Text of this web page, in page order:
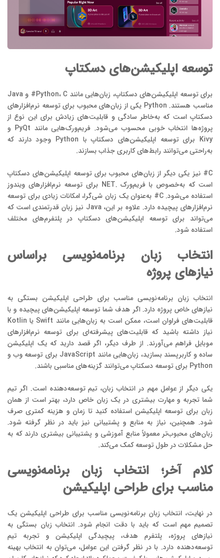
توسعه اپلیکیشن‌های دسکتاپ
برای توسعه اپلیکیشن‌های دسکتاپ، زبان‌هایی مانند Python، C# و Java
مناسب هستند. Python یکی از زبان‌های محبوب برای توسعه نرم‌افزارهای
دسکتاپ است که به‌خاطر سادگی و قابلیت‌های زیادش برای این نوع از
پروژه‌ها انتخاب خوبی محسوب می‌شود. فریم‌ورک‌هایی مانند PyQt و
Kivy برای توسعه اپلیکیشن‌های دسکتاپ با Python وجود دارند که
به‌راحتی می‌توانند رابط‌های کاربری جذاب بسازند.
C# نیز یکی دیگر از زبان‌های محبوب برای توسعه اپلیکیشن‌های دسکتاپ
است که به‌خصوص با فریم‌ورک .NET برای توسعه نرم‌افزارهای ویندوز
استفاده می‌شود. C# به‌عنوان یک زبان شی‌گرا، امکانات زیادی برای توسعه
نرم‌افزارهای پیچیده دارد. علاوه بر این، Java نیز زبان قدرتمندی است که
می‌تواند برای توسعه اپلیکیشن‌های دسکتاپ در پلتفرم‌های مختلف
استفاده شود.
انتخاب زبان برنامه‌نویسی براساس
نیازهای پروژه
انتخاب زبان برنامه‌نویسی مناسب برای طراحی اپلیکیشن بستگی به
نیازهای خاص پروژه دارد. اگر هدف شما توسعه اپلیکیشن‌های پیچیده و با
قابلیت‌های فراوان است، ممکن است به زبان‌هایی مانند Swift یا Kotlin
نیاز داشته باشید که قابلیت‌های پیشرفته‌ای برای توسعه نرم‌افزارهای
موبایل فراهم می‌آورند. از طرف دیگر، اگر قصد دارید که یک اپلیکیشن
ساده و کاربرپسند بسازید، زبان‌هایی مانند JavaScript برای توسعه وب و
Python برای توسعه دسکتاپ می‌توانند گزینه‌های مناسبی باشند.
یکی دیگر از عوامل مهم در انتخاب زبان، تیم توسعه‌دهنده است. اگر تیم
شما تجربه و مهارت بیشتری در یک زبان خاص دارد، بهتر است از همان
زبان برای توسعه اپلیکیشن استفاده کنید تا زمان و هزینه کمتری صرف
شود. همچنین، نیاز به منابع و پشتیبانی نیز باید در نظر گرفته شود.
زبان‌های محبوب‌تر معمولاً منابع آموزشی و پشتیبانی بیشتری دارند که به
حل مشکلات در طول توسعه کمک می‌کند.
کلام آخر؛ انتخاب زبان برنامه‌نویسی
مناسب برای طراحی اپلیکیشن
در نهایت، انتخاب زبان برنامه‌نویسی مناسب برای طراحی اپلیکیشن یک
تصمیم مهم است که باید با دقت انجام شود. انتخاب زبان بستگی به
نیازهای پروژه، پلتفرم هدف، پیچیدگی اپلیکیشن و تجربه تیم
توسعه‌دهنده دارد. با در نظر گرفتن این عوامل، می‌توان به انتخاب بهینه